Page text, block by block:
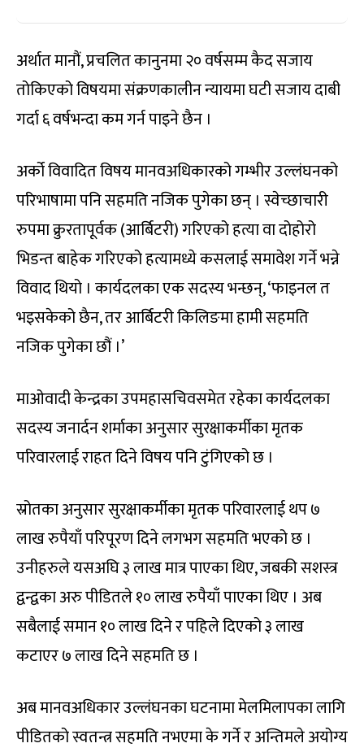
अर्थात मानौं, प्रचलित कानुनमा २० वर्षसम्म कैद सजाय
तोकिएको विषयमा संक्रणकालीन न्यायमा घटी सजाय दाबी
गर्दा ६ वर्षभन्दा कम गर्न पाइने छैन ।
अर्को विवादित विषय मानवअधिकारको गम्भीर उल्लंघनको
परिभाषामा पनि सहमति नजिक पुगेका छन् । स्वेच्छाचारी
रुपमा क्रुरतापूर्वक (आर्बिटरी) गरिएको हत्या वा दोहोरो
भिडन्त बाहेक गरिएको हत्यामध्ये कसलाई समावेश गर्ने भन्ने
विवाद थियो । कार्यदलका एक सदस्य भन्छन्, ‘फाइनल त
भइसकेको छैन, तर आर्बिटरी किलिङमा हामी सहमति
नजिक पुगेका छौं ।’
माओवादी केन्द्रका उपमहासचिवसमेत रहेका कार्यदलका
सदस्य जनार्दन शर्माका अनुसार सुरक्षाकर्मीका मृतक
परिवारलाई राहत दिने विषय पनि टुंगिएको छ ।
स्रोतका अनुसार सुरक्षाकर्मीका मृतक परिवारलाई थप ७
लाख रुपैयाँ परिपूरण दिने लगभग सहमति भएको छ ।
उनीहरुले यसअघि ३ लाख मात्र पाएका थिए, जबकी सशस्त्र
द्वन्द्वका अरु पीडितले १० लाख रुपैयाँ पाएका थिए । अब
सबैलाई समान १० लाख दिने र पहिले दिएको ३ लाख
कटाएर ७ लाख दिने सहमति छ ।
अब मानवअधिकार उल्लंघनका घटनामा मेलमिलापका लागि
पीडितको स्वतन्त्र सहमति नभएमा के गर्ने र अन्तिमले अयोग्य